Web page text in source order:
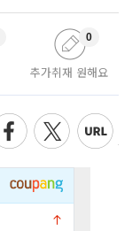
추가취재 원해요
0